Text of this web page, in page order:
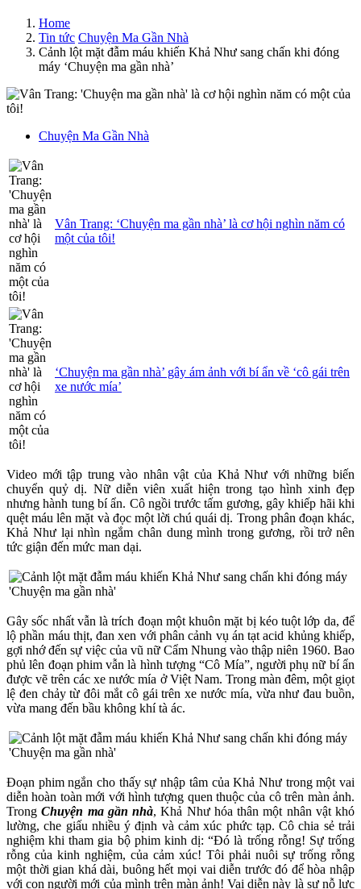
Home
Tin tức Chuyện Ma Gần Nhà
Cảnh lột mặt đẫm máu khiến Khả Như sang chấn khi đóng
máy ‘Chuyện ma gần nhà’
Chuyện Ma Gần Nhà
Vân Trang: ‘Chuyện ma gần nhà’ là cơ hội nghìn năm có
một của tôi!
‘Chuyện ma gần nhà’ gây ám ảnh với bí ẩn về ‘cô gái trên
xe nước mía’
Video mới tập trung vào nhân vật của Khả Như với những biến
chuyển quỷ dị. Nữ diễn viên xuất hiện trong tạo hình xinh đẹp
nhưng hành tung bí ẩn. Cô ngồi trước tấm gương, gây khiếp hãi khi
quệt máu lên mặt và đọc một lời chú quái dị. Trong phân đoạn khác,
Khả Như lại nhìn ngắm chân dung mình trong gương, rồi trở nên
tức giận đến mức man dại.
Gây sốc nhất vẫn là trích đoạn một khuôn mặt bị kéo tuột lớp da, để
lộ phần máu thịt, đan xen với phân cảnh vụ án tạt acid khủng khiếp,
gợi nhớ đến sự việc của vũ nữ Cẩm Nhung vào thập niên 1960. Bao
phủ lên đoạn phim vẫn là hình tượng “Cô Mía”, người phụ nữ bí ẩn
được vẽ trên các xe nước mía ở Việt Nam. Trong màn đêm, một giọt
lệ đen chảy từ đôi mắt cô gái trên xe nước mía, vừa như đau buồn,
vừa mang đến bầu không khí tà ác.
Đoạn phim ngắn cho thấy sự nhập tâm của Khả Như trong một vai
diễn hoàn toàn mới với hình tượng quen thuộc của cô trên màn ảnh.
TrongChuyện ma gần nhà, Khả Như hóa thân một nhân vật khó
lường, che giấu nhiều ý định và cảm xúc phức tạp. Cô chia sẻ trải
nghiệm khi tham gia bộ phim kinh dị: “Đó là trống rỗng! Sự trống
rỗng của kinh nghiệm, của cảm xúc! Tôi phải nuôi sự trống rỗng
một thời gian khá dài, buông hết mọi vai diễn trước đó để hòa nhập
với con người mới của mình trên màn ảnh! Vai diễn này là sự nỗ lực